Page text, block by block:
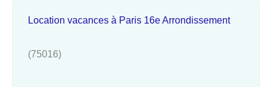
Location vacances à Paris 16e Arrondissement
(75016)